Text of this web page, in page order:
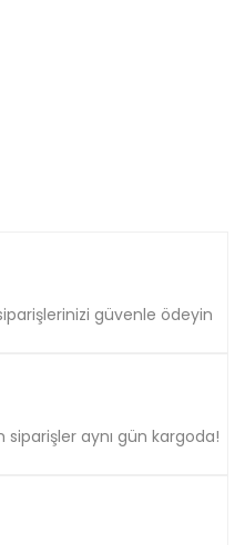
güvenle ödeyin
aynı gün kargoda!